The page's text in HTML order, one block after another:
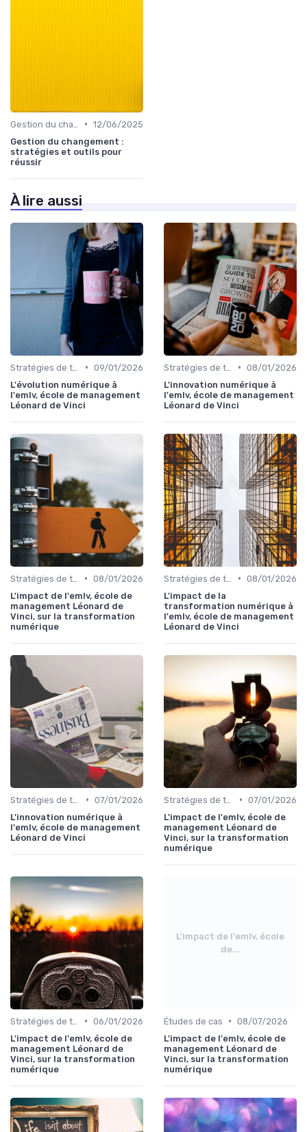
• 12/06/2025
Gestion du changement :
stratégies et outils pour
réussir
À lire aussi
• 09/01/2026
L'évolution numérique à
l'emlv, école de management
Léonard de Vinci
• 08/01/2026
L'innovation numérique à
l'emlv, école de management
Léonard de Vinci
• 08/01/2026
L'impact de l'emlv, école de
management Léonard de
Vinci, sur la transformation
numérique
• 08/01/2026
L'impact de la
transformation numérique à
l'emlv, école de management
Léonard de Vinci
• 07/01/2026
L'innovation numérique à
l'emlv, école de management
Léonard de Vinci
• 07/01/2026
L'impact de l'emlv, école de
management Léonard de
Vinci, sur la transformation
numérique
• 06/01/2026
L'impact de l'emlv, école de
management Léonard de
Vinci, sur la transformation
numérique
L'impact de l'emlv, école
de...
Études de cas • 08/07/2026
L'impact de l'emlv, école de
management Léonard de
Vinci, sur la transformation
numérique